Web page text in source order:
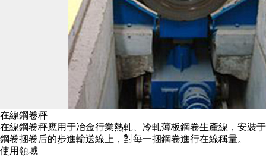
在線鋼卷秤
在線鋼卷秤應用于冶金行業熱軋、冷軋薄板鋼卷生產線，安裝于
鋼卷捆卷后的步進輸送線上，對每一捆鋼卷進行在線稱量。
使用領域